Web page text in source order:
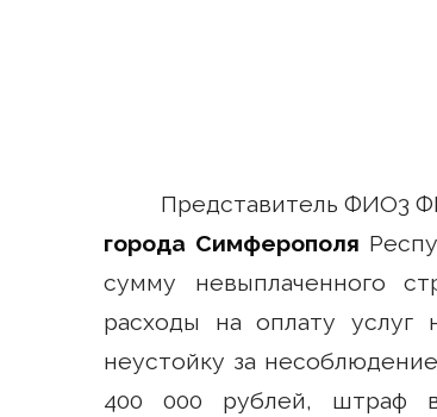
Представитель ФИО3
города Симферополя
сумму невыплаченного
расходы на оплату услуг
неустойку за
400 000 рублей, штраф